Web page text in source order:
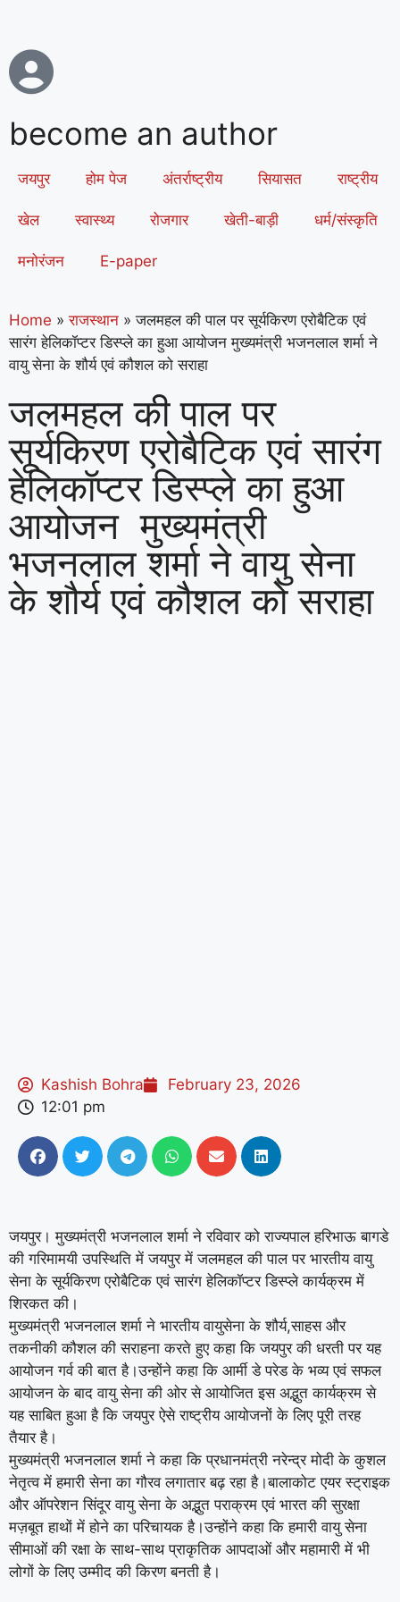
become an author
जयपुर होम पेज अंतर्राष्ट्रीय सियासत राष्ट्रीय
खेल स्वास्थ्य रोजगार खेती-बाड़ी धर्म/संस्कृति
मनोरंजन E-paper
Home » राजस्थान » जलमहल की पाल पर सूर्यकिरण एरोबैटिक एवं
सारंग हेलिकॉप्टर डिस्प्ले का हुआ आयोजन मुख्यमंत्री भजनलाल शर्मा ने
वायु सेना के शौर्य एवं कौशल को सराहा
जलमहल की पाल पर
सूर्यकिरण एरोबैटिक एवं सारंग
हेलिकॉप्टर डिस्प्ले का हुआ
आयोजन मुख्यमंत्री
भजनलाल शर्मा ने वायु सेना
के शौर्य एवं कौशल को सराहा
Kashish Bohra
February 23, 2026
12:01 pm
जयपुर। मुख्यमंत्री भजनलाल शर्मा ने रविवार को राज्यपाल हरिभाऊ बागडे
की गरिमामयी उपस्थिति में जयपुर में जलमहल की पाल पर भारतीय वायु
सेना के सूर्यकिरण एरोबैटिक एवं सारंग हेलिकॉप्टर डिस्प्ले कार्यक्रम में
शिरकत की।
मुख्यमंत्री भजनलाल शर्मा ने भारतीय वायुसेना के शौर्य,साहस और
तकनीकी कौशल की सराहना करते हुए कहा कि जयपुर की धरती पर यह
आयोजन गर्व की बात है।उन्होंने कहा कि आर्मी डे परेड के भव्य एवं सफल
आयोजन के बाद वायु सेना की ओर से आयोजित इस अद्भुत कार्यक्रम से
यह साबित हुआ है कि जयपुर ऐसे राष्ट्रीय आयोजनों के लिए पूरी तरह
तैयार है।
मुख्यमंत्री भजनलाल शर्मा ने कहा कि प्रधानमंत्री नरेन्द्र मोदी के कुशल
नेतृत्व में हमारी सेना का गौरव लगातार बढ़ रहा है।बालाकोट एयर स्ट्राइक
और ऑपरेशन सिंदूर वायु सेना के अद्भुत पराक्रम एवं भारत की सुरक्षा
मज़बूत हाथों में होने का परिचायक है।उन्होंने कहा कि हमारी वायु सेना
सीमाओं की रक्षा के साथ-साथ प्राकृतिक आपदाओं और महामारी में भी
लोगों के लिए उम्मीद की किरण बनती है।